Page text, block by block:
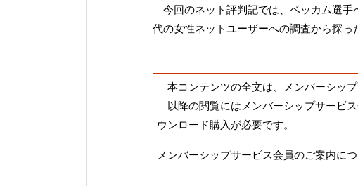
今回のネット評判記では、ベッカム選手
代の女性ネットユーザーへの調査から探っ
本コンテンツの全文は、メンバーシッ
以降の閲覧にはメンバーシップサービ
ウンロード購入が必要です。
メンバーシップサービス会員のご案内に